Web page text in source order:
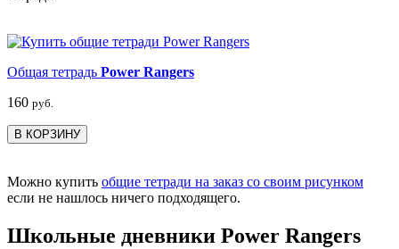
Общая тетрадь Power Rangers
160 руб.
В КОРЗИНУ
Можно купить общие тетради на заказ со своим рисунком
если не нашлось ничего подходящего.
Школьные дневники Power Rangers